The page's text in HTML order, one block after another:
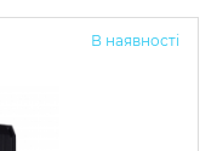
В наявності